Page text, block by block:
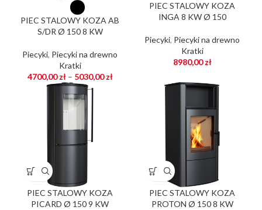
PIEC STALOWY KOZA AB
S/DR Ø 150 8 KW
Piecyki, Piecyki na drewno
Kratki
4700,00zł – 5030,00zł
PIEC STALOWY KOZA
INGA 8 KW Ø 150
Piecyki, Piecyki na drewno
Kratki
8980,00zł
PIEC STALOWY KOZA
PICARD Ø 150 9 KW
PIEC STALOWY KOZA
PROTON Ø 150 8 KW